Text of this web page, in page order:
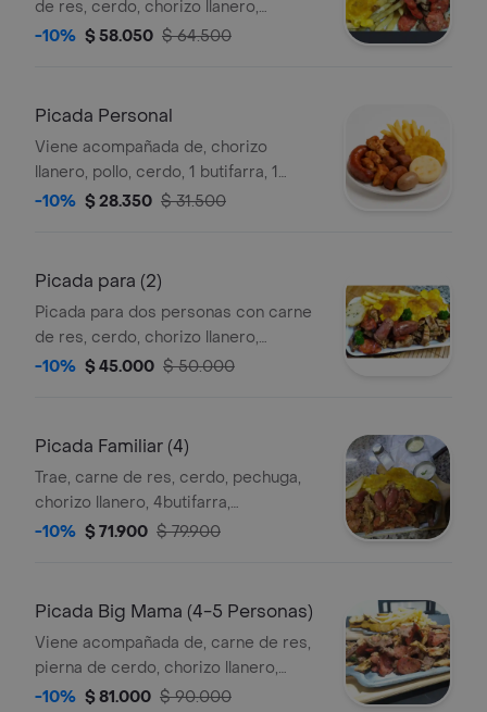
de res, cerdo, chorizo llanero,
pechuga, butifarras, patacones,
-10% $ 58.050 $ 64.500
Picada Personal
Viene acompañada de, chorizo
llanero, pollo, cerdo, 1 butifarra, 1
patacón, 1 arepa pequeña y 1 porción
-10% $ 28.350 $ 31.500
Picada para (2)
Picada para dos personas con carne
de res, cerdo, chorizo llanero,
butifarras, patacones, arepas
gramos.
-10% $ 45.000 $ 50.000
Picada Familiar (4)
Trae, carne de res, cerdo, pechuga,
chorizo llanero, 4butifarra,
4patacones, 4arepas, 4croquetas
-10% $ 71.900 $ 79.900
Picada Big Mama (4-5 Personas)
Viene acompañada de, carne de res,
pierna de cerdo, chorizo llanero,
pechuga, cañón de cerdo 5 butifarras,
-10% $ 81.000 $ 90.000